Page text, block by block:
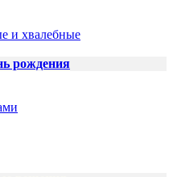
и хвалебные
рождения